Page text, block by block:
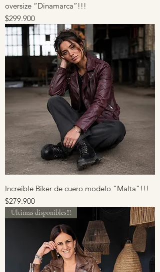
oversize “Dinamarca”!!!
Precio
$299.900
Increíble Biker de cuero modelo “Malta”!!!
Precio
$279.900
Últimas disponibles!!!